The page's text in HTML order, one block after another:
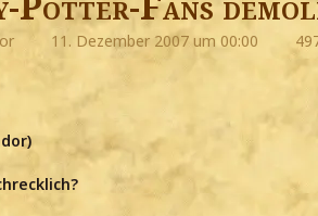
11. Dezember 2007 um 00:00